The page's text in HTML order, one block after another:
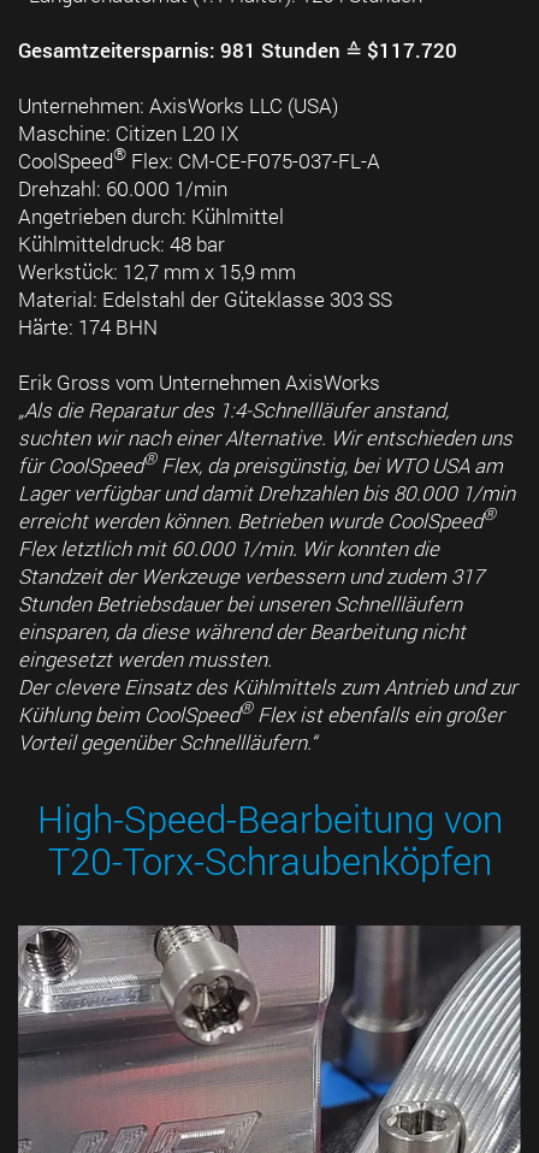
Gesamtzeitersparnis: 981 Stunden ≙ $117.720
Unternehmen: AxisWorks LLC (USA)
Maschine: Citizen L20 IX
CoolSpeed® Flex: CM-CE-F075-037-FL-A
Drehzahl: 60.000 1/min
Angetrieben durch: Kühlmittel
Kühlmitteldruck: 48 bar
Werkstück: 12,7 mm x 15,9 mm
Material: Edelstahl der Güteklasse 303 SS
Härte: 174 BHN
Erik Gross vom Unternehmen AxisWorks
„Als die Reparatur des 1:4-Schnellläufer anstand,
suchten wir nach einer Alternative. Wir entschieden uns
für CoolSpeed®Flex, da preisgünstig, bei WTO USA am
Lager verfügbar und damit Drehzahlen bis 80.000 1/min
erreicht werden können. Betrieben wurde CoolSpeed®
Flex letztlich mit 60.000 1/min. Wir konnten die
Standzeit der Werkzeuge verbessern und zudem 317
Stunden Betriebsdauer bei unseren Schnellläufern
einsparen, da diese während der Bearbeitung nicht
eingesetzt werden mussten.
Der clevere Einsatz des Kühlmittels zum Antrieb und zur
Kühlung beim CoolSpeed®Flex ist ebenfalls ein großer
Vorteil gegenüber Schnellläufern.“
High-Speed-Bearbeitung von
T20-Torx-Schraubenköpfen